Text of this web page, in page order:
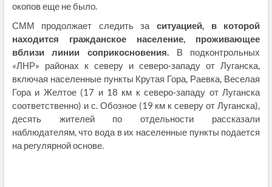
окопов еще не было.
СММ продолжает следить заситуацией, в которой
находится гражданское население, проживающее
вблизи линии соприкосновения.В подконтрольных
«ЛНР» районах к северу и северо‑западу от Луганска,
включая населенные пункты Крутая Гора, Раевка, Веселая
Гора и Желтое (17 и 18 км к северо‑западу от Луганска
соответственно) и с. Обозное (19 км к северу от Луганска),
десять жителей по отдельности рассказали
наблюдателям, что вода в их населенные пункты подается
на регулярной основе.